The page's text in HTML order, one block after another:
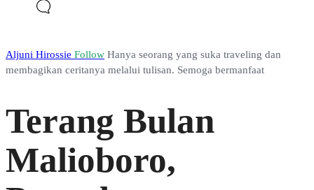
Aljuni Hirossie Follow Hanya seorang yang suka traveling dan
membagikan ceritanya melalui tulisan. Semoga bermanfaat
Terang Bulan
Malioboro,